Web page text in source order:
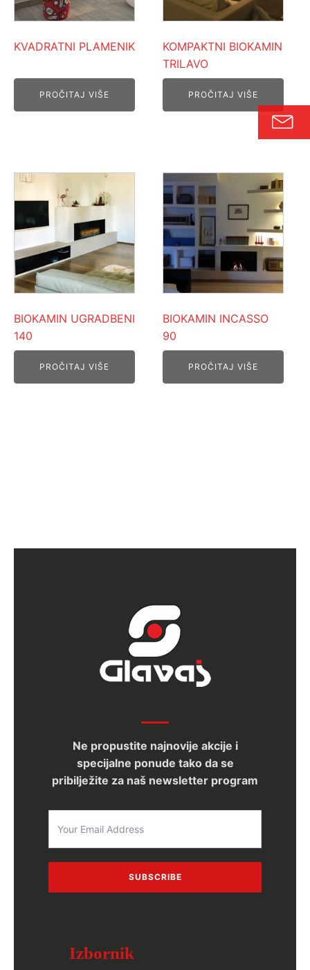
KVADRATNI PLAMENIK
PROČITAJ VIŠE
KOMPAKTNI BIOKAMIN
TRILAVO
PROČITAJ VIŠE
BIOKAMIN UGRADBENI
140
PROČITAJ VIŠE
BIOKAMIN INCASSO
90
PROČITAJ VIŠE
Ne propustite najnovije akcije i
specijalne ponude tako da se
pribilježite za naš newsletter program
SUBSCRIBE
Izbornik